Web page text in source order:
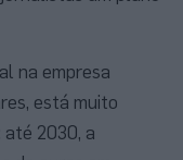
na empresa
está muito
2030, a